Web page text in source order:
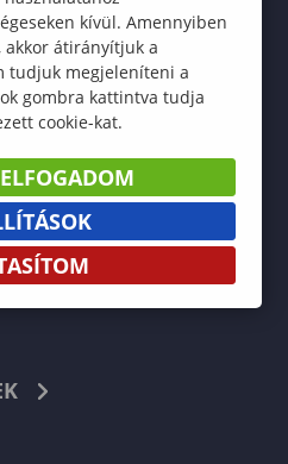
kívül. Amennyiben
átirányítjuk a
tudjuk megjeleníteni a
gombra kattintva tudja
cookie-kat.